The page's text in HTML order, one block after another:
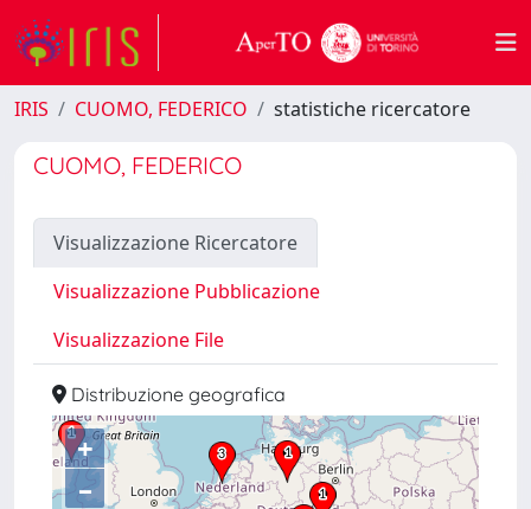
IRIS CUOMO, FEDERICO statistiche ricercatore
CUOMO, FEDERICO
Visualizzazione Ricercatore
Visualizzazione Pubblicazione
Visualizzazione File
Distribuzione geografica
+
–